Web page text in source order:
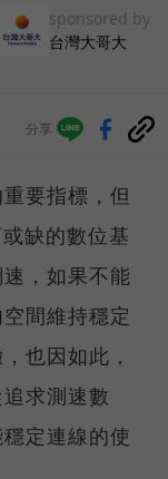
sponsored by
台灣大哥大
分享
要指標，但
缺的數位基
，如果不能
間維持穩定
也因如此，
求測速數
定連線的使